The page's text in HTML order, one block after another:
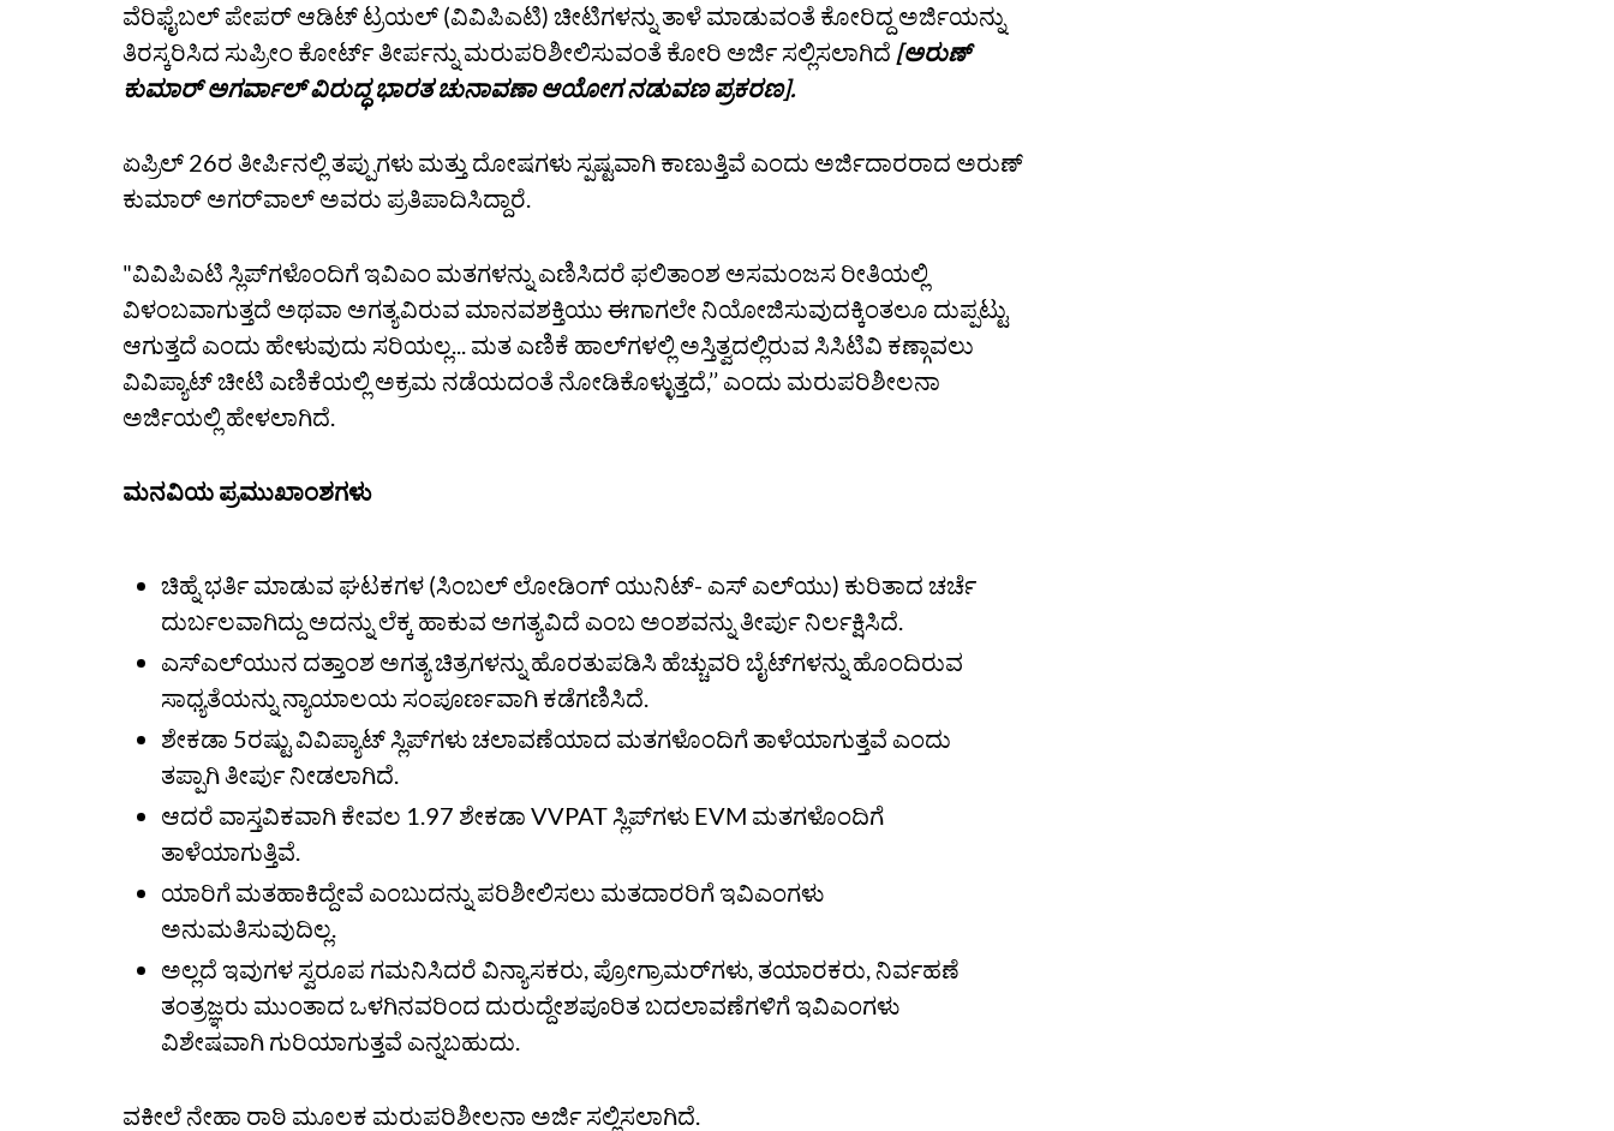
ವೆರಿಫೈಬಲ್ ಪೇಪರ್ ಆಡಿಟ್ ಟ್ರಯಲ್ (ವಿವಿಪಿಎಟಿ) ಚೀಟಿಗಳನ್ನು ತಾಳೆ ಮಾಡುವಂತೆ ಕೋರಿದ್ದ ಅರ್ಜಿಯನ್ನು
ತಿರಸ್ಕರಿಸಿದ ಸುಪ್ರೀಂ ಕೋರ್ಟ್‌ ತೀರ್ಪನ್ನು ಮರುಪರಿಶೀಲಿಸುವಂತೆ ಕೋರಿ ಅರ್ಜಿ ಸಲ್ಲಿಸಲಾಗಿದೆ [ಅರುಣ್
ಕುಮಾರ್ ಅಗರ್ವಾಲ್ ವಿರುದ್ಧ ಭಾರತ ಚುನಾವಣಾ ಆಯೋಗ ನಡುವಣ ಪ್ರಕರಣ].
ಏಪ್ರಿಲ್ 26ರ ತೀರ್ಪಿನಲ್ಲಿ ತಪ್ಪುಗಳು ಮತ್ತು ದೋಷಗಳು ಸ್ಪಷ್ಟವಾಗಿ ಕಾಣುತ್ತಿವೆ ಎಂದು ಅರ್ಜಿದಾರರಾದ ಅರುಣ್
ಕುಮಾರ್ ಅಗರ್‌ವಾಲ್‌ ಅವರು ಪ್ರತಿಪಾದಿಸಿದ್ದಾರೆ.
"ವಿವಿಪಿಎಟಿ ಸ್ಲಿಪ್‌ಗಳೊಂದಿಗೆ ಇವಿಎಂ ಮತಗಳನ್ನು ಎಣಿಸಿದರೆ ಫಲಿತಾಂಶ ಅಸಮಂಜಸ ರೀತಿಯಲ್ಲಿ
ವಿಳಂಬವಾಗುತ್ತದೆ ಅಥವಾ ಅಗತ್ಯವಿರುವ ಮಾನವಶಕ್ತಿಯು ಈಗಾಗಲೇ ನಿಯೋಜಿಸುವುದಕ್ಕಿಂತಲೂ ದುಪ್ಪಟ್ಟು
ಆಗುತ್ತದೆ ಎಂದು ಹೇಳುವುದು ಸರಿಯಲ್ಲ... ಮತ ಎಣಿಕೆ ಹಾಲ್‌ಗಳಲ್ಲಿ ಅಸ್ತಿತ್ವದಲ್ಲಿರುವ ಸಿಸಿಟಿವಿ ಕಣ್ಗಾವಲು
ವಿವಿಪ್ಯಾಟ್ ಚೀಟಿ ಎಣಿಕೆಯಲ್ಲಿ ಅಕ್ರಮ ನಡೆಯದಂತೆ ನೋಡಿಕೊಳ್ಳುತ್ತದೆ,’’ ಎಂದು ಮರುಪರಿಶೀಲನಾ
ಅರ್ಜಿಯಲ್ಲಿ ಹೇಳಲಾಗಿದೆ.
ಮನವಿಯ ಪ್ರಮುಖಾಂಶಗಳು
ಚಿಹ್ನೆ ಭರ್ತಿ ಮಾಡುವ ಘಟಕಗಳ (ಸಿಂಬಲ್‌ ಲೋಡಿಂಗ್ ಯುನಿಟ್‌- ಎಸ್‌ ಎಲ್‌ಯು) ಕುರಿತಾದ ಚರ್ಚೆ
ದುರ್ಬಲವಾಗಿದ್ದು ಅದನ್ನು ಲೆಕ್ಕ ಹಾಕುವ ಅಗತ್ಯವಿದೆ ಎಂಬ ಅಂಶವನ್ನು ತೀರ್ಪು ನಿರ್ಲಕ್ಷಿಸಿದೆ.
ಎಸ್‌ಎಲ್‌ಯುನ ದತ್ತಾಂಶ ಅಗತ್ಯ ಚಿತ್ರಗಳನ್ನು ಹೊರತುಪಡಿಸಿ ಹೆಚ್ಚುವರಿ ಬೈಟ್‌ಗಳನ್ನು ಹೊಂದಿರುವ
ಸಾಧ್ಯತೆಯನ್ನು ನ್ಯಾಯಾಲಯ ಸಂಪೂರ್ಣವಾಗಿ ಕಡೆಗಣಿಸಿದೆ.
ಶೇಕಡಾ 5ರಷ್ಟು ವಿವಿಪ್ಯಾಟ್‌ ಸ್ಲಿಪ್‌ಗಳು ಚಲಾವಣೆಯಾದ ಮತಗಳೊಂದಿಗೆ ತಾಳೆಯಾಗುತ್ತವೆ ಎಂದು
ತಪ್ಪಾಗಿ ತೀರ್ಪು ನೀಡಲಾಗಿದೆ.
ಆದರೆ ವಾಸ್ತವಿಕವಾಗಿ ಕೇವಲ 1.97 ಶೇಕಡಾ VVPAT ಸ್ಲಿಪ್‌ಗಳು EVM ಮತಗಳೊಂದಿಗೆ
ತಾಳೆಯಾಗುತ್ತಿವೆ.
ಯಾರಿಗೆ ಮತಹಾಕಿದ್ದೇವೆ ಎಂಬುದನ್ನು ಪರಿಶೀಲಿಸಲು ಮತದಾರರಿಗೆ ಇವಿಎಂಗಳು
ಅನುಮತಿಸುವುದಿಲ್ಲ.
ಅಲ್ಲದೆ ಇವುಗಳ ಸ್ವರೂಪ ಗಮನಿಸಿದರೆ ವಿನ್ಯಾಸಕರು, ಪ್ರೋಗ್ರಾಮರ್‌ಗಳು, ತಯಾರಕರು, ನಿರ್ವಹಣೆ
ತಂತ್ರಜ್ಞರು ಮುಂತಾದ ಒಳಗಿನವರಿಂದ ದುರುದ್ದೇಶಪೂರಿತ ಬದಲಾವಣೆಗಳಿಗೆ ಇವಿಎಂಗಳು
ವಿಶೇಷವಾಗಿ ಗುರಿಯಾಗುತ್ತವೆ ಎನ್ನಬಹುದು.
ವಕೀಲೆ ನೇಹಾ ರಾಠಿ ಮೂಲಕ ಮರುಪರಿಶೀಲನಾ ಅರ್ಜಿ ಸಲ್ಲಿಸಲಾಗಿದೆ.